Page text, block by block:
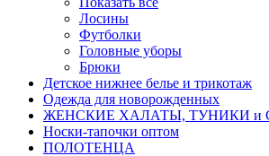
Лосины
Футболки
Головные уборы
Брюки
Детское нижнее белье и трикотаж
Одежда для новорожденных
ЖЕНСКИЕ ХАЛАТЫ, ТУНИКИ и
Носки-тапочки оптом
ПОЛОТЕНЦА